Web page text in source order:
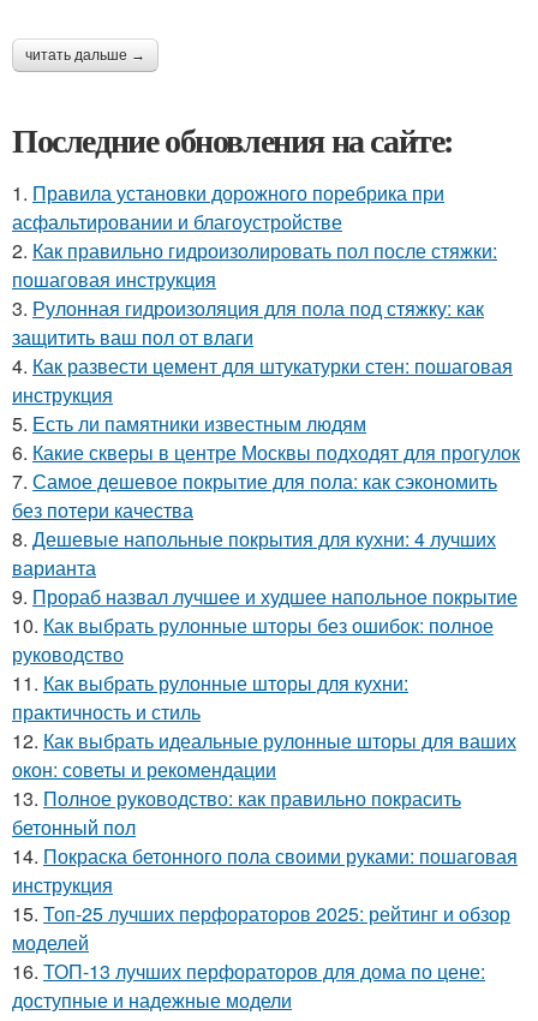
читать дальше →
Последние обновления на сайте:
1. Правила установки дорожного поребрика при
асфальтировании и благоустройстве
2. Как правильно гидроизолировать пол после стяжки:
пошаговая инструкция
3. Рулонная гидроизоляция для пола под стяжку: как
защитить ваш пол от влаги
4. Как развести цемент для штукатурки стен: пошаговая
инструкция
5. Есть ли памятники известным людям
6. Какие скверы в центре Москвы подходят для прогулок
7. Самое дешевое покрытие для пола: как сэкономить
без потери качества
8. Дешевые напольные покрытия для кухни: 4 лучших
варианта
9. Прораб назвал лучшее и худшее напольное покрытие
10. Как выбрать рулонные шторы без ошибок: полное
руководство
11. Как выбрать рулонные шторы для кухни:
практичность и стиль
12. Как выбрать идеальные рулонные шторы для ваших
окон: советы и рекомендации
13. Полное руководство: как правильно покрасить
бетонный пол
14. Покраска бетонного пола своими руками: пошаговая
инструкция
15. Топ-25 лучших перфораторов 2025: рейтинг и обзор
моделей
16. ТОП-13 лучших перфораторов для дома по цене:
доступные и надежные модели